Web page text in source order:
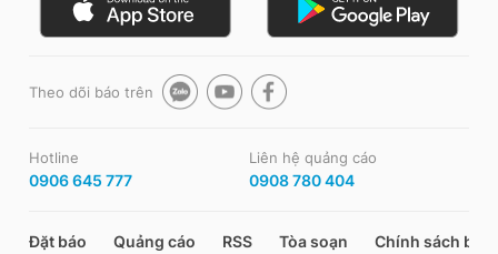
Theo dõi báo trên
Hotline
0906 645 777
Liên hệ quảng cáo
0908 780 404
Đặt báo Quảng cáo RSS Tòa soạn Chính sách bảo